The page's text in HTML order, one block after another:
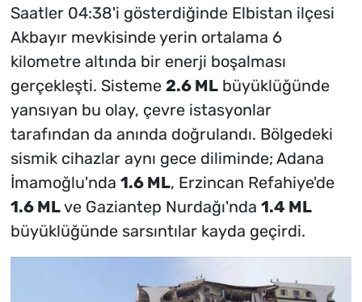
Saatler 04:38'i gösterdiğinde Elbistan ilçesi
Akbayır mevkisinde yerin ortalama 6
kilometre altında bir enerji boşalması
gerçekleşti. Sisteme 2.6 MLbüyüklüğünde
yansıyan bu olay, çevre istasyonlar
tarafından da anında doğrulandı. Bölgedeki
sismik cihazlar aynı gece diliminde; Adana
İmamoğlu'nda 1.6 ML, Erzincan Refahiye'de
1.6 MLve Gaziantep Nurdağı'nda 1.4 ML
büyüklüğünde sarsıntılar kayda geçirdi.